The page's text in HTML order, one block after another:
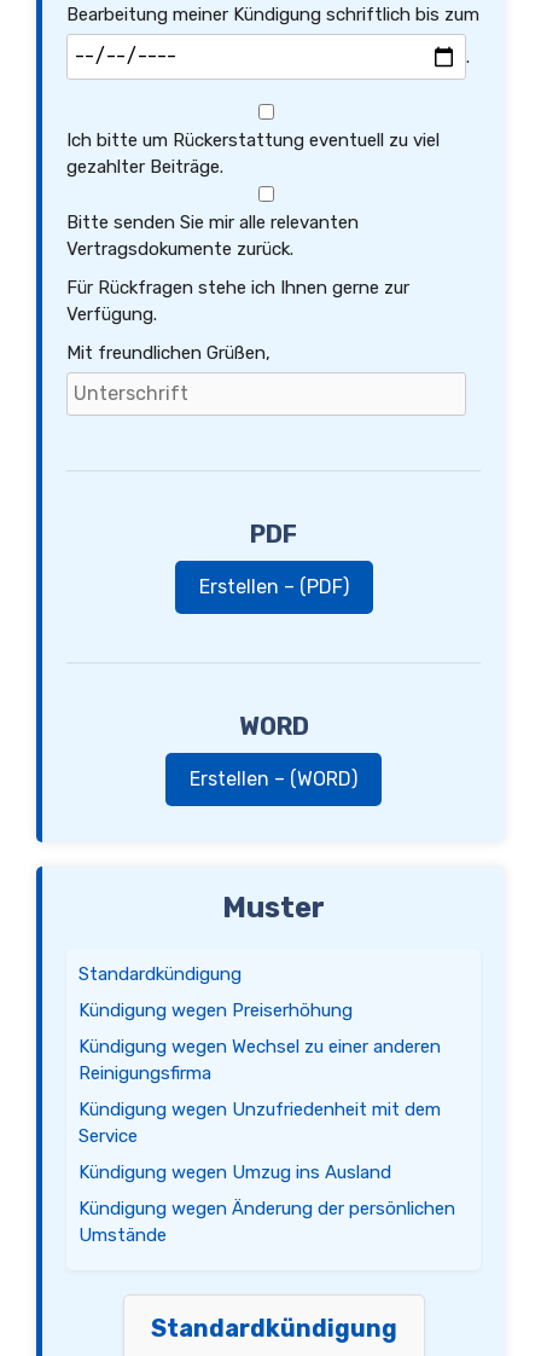
Bearbeitung meiner Kündigung schriftlich bis zum
.
Ich bitte um Rückerstattung eventuell zu viel
gezahlter Beiträge.
Bitte senden Sie mir alle relevanten
Vertragsdokumente zurück.
Für Rückfragen stehe ich Ihnen gerne zur
Verfügung.
Mit freundlichen Grüßen,
PDF
Erstellen – (PDF)
WORD
Erstellen – (WORD)
Muster
Standardkündigung
Kündigung wegen Preiserhöhung
Kündigung wegen Wechsel zu einer anderen
Reinigungsfirma
Kündigung wegen Unzufriedenheit mit dem
Service
Kündigung wegen Umzug ins Ausland
Kündigung wegen Änderung der persönlichen
Umstände
Standardkündigung